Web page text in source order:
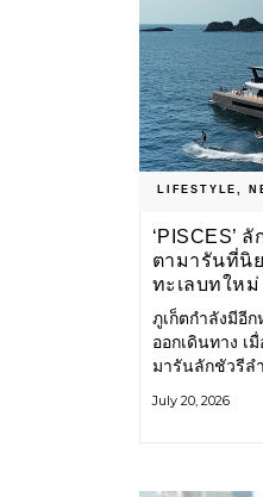
LIFESTYLE
‘PISCES’
ตามารันที่นิ
ทะเลบทใหม่
ภูเก็ตกำลังมีอี
ออกเดินทาง เ
มารันลักชัวรีล
ทะเลอันดามัน
July 20, 2026